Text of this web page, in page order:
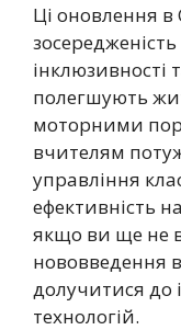
Ці оновлення в
інклюзивності
полегшують
моторними
вчителям
управління
ефективність
якщо ви ще не
нововведення
долучитися до
технологій.